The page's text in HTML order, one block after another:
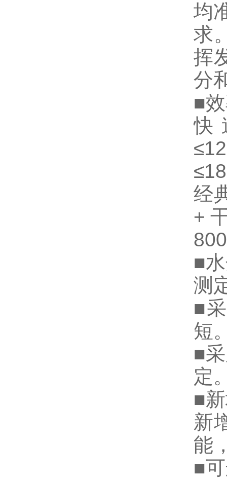
均
求
挥
分
■
快
经
+
■
测
■
短
■
定
■
新
能
■